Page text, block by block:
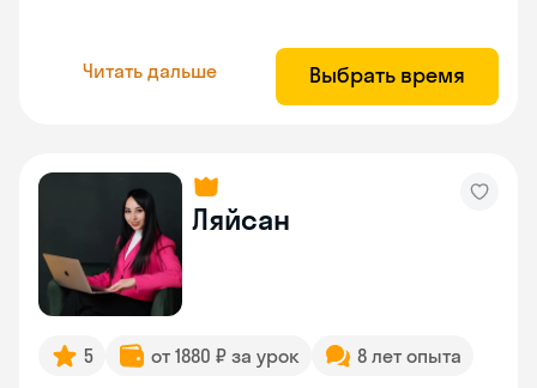
Читать дальше Выбрать время
Ляйсан
5 от 1880 ₽ за урок 8 лет опыта